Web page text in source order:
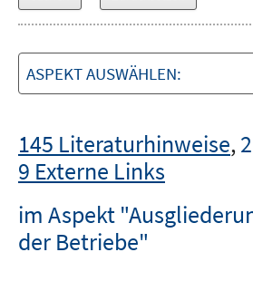
ASPEKT AUSWÄHLEN:
145 Literaturhinweise,
9 Externe Links
im Aspekt
der Betriebe"